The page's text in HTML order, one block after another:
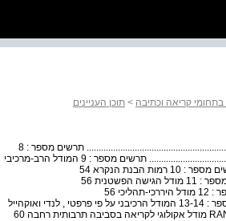
קריאה וכתיבה > תוכן העניינים
תרשים מספר : 7 המודל ההתפתחותי של צ ' ול 33 .................................................................... תרשים מספר : 8
מודל התפתחותי לרכישת הקריאה בעברית 35 ................................................. תרשים מספר : 9 המודל הרב-מרכיבי
37 ............................................................................... תרשים מספר : 10 רמות הבנת הנקרא 54
.............................................................................. תרשים מספר : 11 מודל הגישה הפשטנית 56
......................................................................... תרשים מספר : 12 מודל היררכי-תהליכי 56
........................................................................... תרשים מספר : 13-14 המודל הרכיבני על פי פרפטי , לנדי ואוקהייל
58 ....................................... תרשים מספר : 15 מודל : RAND מודל אקולוגי לקריאה בסביבה תרבותית רחבה 60